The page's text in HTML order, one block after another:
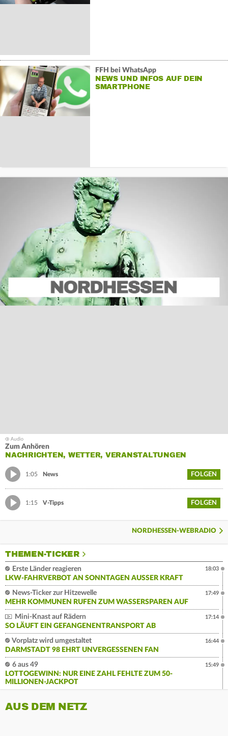
FFH bei WhatsApp
NEWS UND INFOS AUF DEIN
SMARTPHONE
Zum Anhören
NACHRICHTEN, WETTER, VERANSTALTUNGEN
1:05 News FOLGEN
1:15 V-Tipps FOLGEN
NORDHESSEN-WEBRADIO
THEMEN-TICKER
Erste Länder reagieren
LKW-FAHRVERBOT AN SONNTAGEN AUSSER KRAFT
18:03
News-Ticker zur Hitzewelle
MEHR KOMMUNEN RUFEN ZUM WASSERSPAREN AUF
17:49
Mini-Knast auf Rädern
SO LÄUFT EIN GEFANGENENTRANSPORT AB
17:14
Vorplatz wird umgestaltet
DARMSTADT 98 EHRT UNVERGESSENEN FAN
16:44
6 aus 49
LOTTOGEWINN: NUR EINE ZAHL FEHLTE ZUM 50-
MILLIONEN-JACKPOT
15:49
AUS DEM NETZ